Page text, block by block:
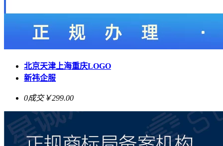
北京天津上海重庆LOGO
新祎企服
0成交￥299.00